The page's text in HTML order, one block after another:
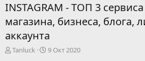
INSTAGRAM - ТОП 3
магазина, бизнеса, блога,
аккаунта
А
Tanluck
Д
9 Окт 2020